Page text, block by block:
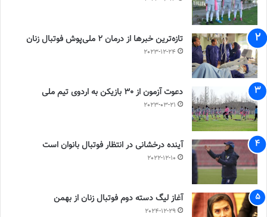
تازه‌ترین خبرها از درمان ۲ ملی‌پوش فوتبال زنان
2023-12-24
دعوت آزمون از 30 بازیکن به اردوی تیم ملی
2023-03-21
آینده درخشانی در انتظار فوتبال بانوان است
2022-12-10
آغاز لیگ دسته دوم فوتبال زنان از بهمن
2024-12-29